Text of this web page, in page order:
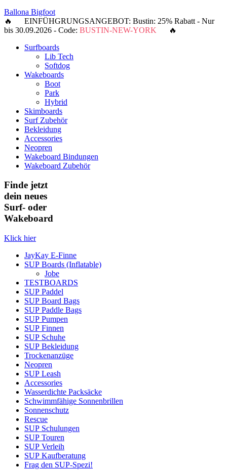
Ballona Bigfoot
🔥 EINFÜHGRUNGSANGEBOT: Bustin: 25% Rabatt - Nur
bis 30.09.2026 - Code: BUSTIN-NEW-YORK 🔥
Surfboards
Lib Tech
Softdog
Wakeboards
Boot
Park
Hybrid
Skimboards
Surf Zubehör
Bekleidung
Accessories
Neopren
Wakeboard Bindungen
Wakeboard Zubehör
Finde jetzt
dein neues
Surf- oder
Wakeboard
Klick hier
JayKay E-Finne
SUP Boards (Inflatable)
Jobe
TESTBOARDS
SUP Paddel
SUP Board Bags
SUP Paddle Bags
SUP Pumpen
SUP Finnen
SUP Schuhe
SUP Bekleidung
Trockenanzüge
Neopren
SUP Leash
Accessories
Wasserdichte Packsäcke
Schwimmfähige Sonnenbrillen
Sonnenschutz
Rescue
SUP Schulungen
SUP Touren
SUP Verleih
SUP Kaufberatung
Frag den SUP-Spezi!